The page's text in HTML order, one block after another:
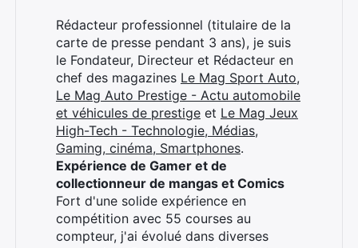
Rédacteur professionnel (titulaire de la
carte de presse pendant 3 ans), je suis
le Fondateur, Directeur et Rédacteur en
chef des magazines Le Mag Sport Auto,
Le Mag Auto Prestige - Actu automobile
et véhicules de prestige et Le Mag Jeux
High-Tech - Technologie, Médias,
Gaming, cinéma, Smartphones.
Expérience de Gamer et de
collectionneur de mangas et Comics
Fort d'une solide expérience en
compétition avec 55 courses au
compteur, j'ai évolué dans diverses
Rechercher